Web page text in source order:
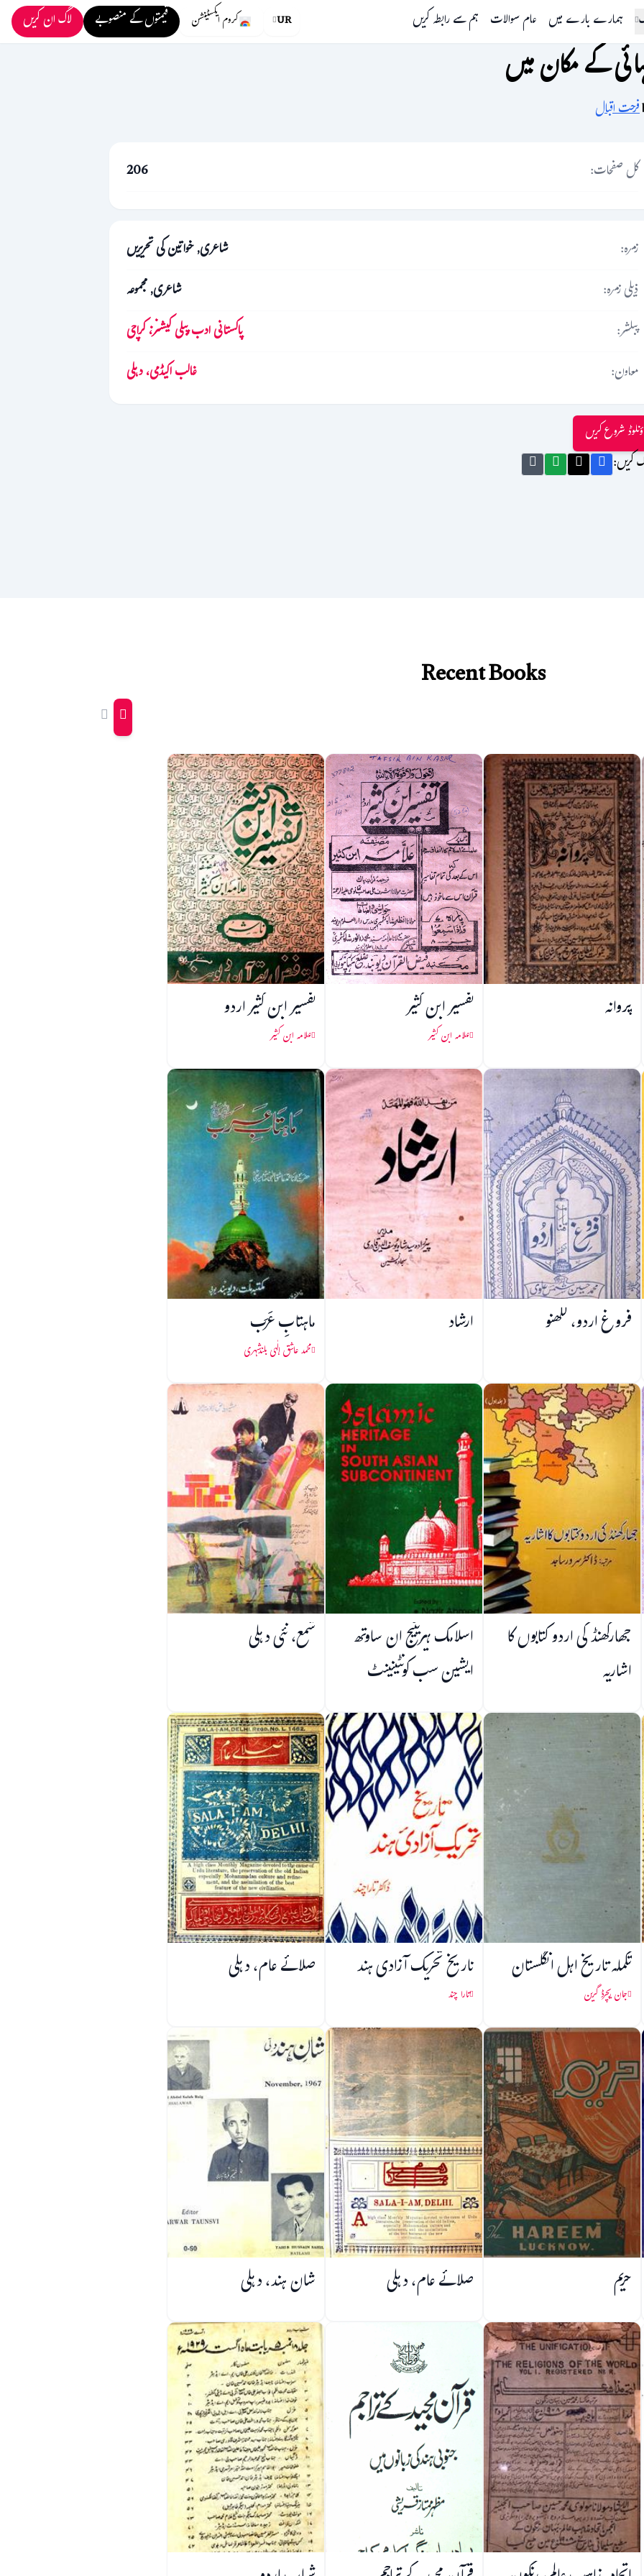
ہمارے بارے میں عام سوالات ہم سے رابطہ کریں UR کروم ایکسٹینشن قیمتوں کے منصوبے لاگ ان کریں
کے مکان میں
فرحت اقبال
کل صفحات:
206
زمرہ:
شاعری, خواتین کی تحریریں
ذیلی زمرہ:
شاعری, مجموعہ
پبلشر:
پاکستانی ادب پبلی کیشنز، کراچی
معاون:
غالب اکیڈمی، دہلی
شروع کریں
کریں:
Recent Books
پروانہ تفسیر ابن کثیر
علامہ ابن کثیر
تفسیر ابن کثیر اردو
علامہ ابن کثیر
فروغ اردو، لکھنو ارشاد ماہتابِ عَرَب
محمد عاشق الٰہی بلندشہری
جھارکھنڈ کی اردو کتابوں کا
اشاریہ
اسلامک ہیریٹیج ان ساوتھ
ایشین سب کونٹینینٹ
شمع، نئی دہلی
تکملہ تاریخ اہل انگلستان
جان ریچرڈ گرین
تاریخ تحریک آزادی ہند
تارا چند
صلائے عام، دہلی
حریم صلائے عام، دہلی شان ہند، دہلی